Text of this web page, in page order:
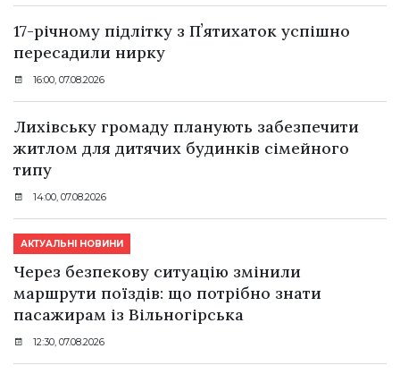
17-річному підлітку з Пʼятихаток успішно
пересадили нирку
16:00, 07.08.2026
Лихівську громаду планують забезпечити
житлом для дитячих будинків сімейного
типу
14:00, 07.08.2026
АКТУАЛЬНІ НОВИНИ
Через безпекову ситуацію змінили
маршрути поїздів: що потрібно знати
пасажирам із Вільногірська
12:30, 07.08.2026